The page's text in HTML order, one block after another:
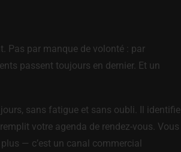
Pas par manque de volonté : par
passent toujours en dernier. Et un
sans fatigue et sans oubli. Il identifie
votre agenda de rendez-vous. Vous
— c’est un canal commercial